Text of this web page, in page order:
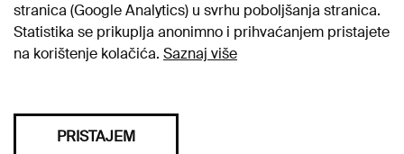
stranica (Google Analytics) u svrhu poboljšanja stranica.
Statistika se prikuplja anonimno i prihvaćanjem pristajete
na korištenje kolačića. Saznaj više
PRISTAJEM